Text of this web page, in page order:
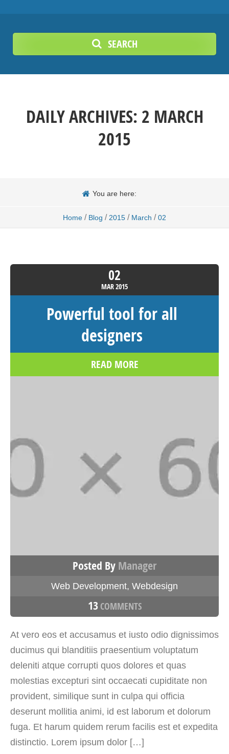
SEARCH
DAILY ARCHIVES: 2 MARCH
2015
You are here:
Home / Blog / 2015 / March / 02
02
MAR2015
Powerful tool for all
designers
READ MORE
Posted By Manager
Web Development, Webdesign
13COMMENTS
At vero eos et accusamus et iusto odio dignissimos
ducimus qui blanditiis praesentium voluptatum
deleniti atque corrupti quos dolores et quas
molestias excepturi sint occaecati cupiditate non
provident, similique sunt in culpa qui officia
deserunt mollitia animi, id est laborum et dolorum
fuga. Et harum quidem rerum facilis est et expedita
distinctio. Lorem ipsum dolor […]